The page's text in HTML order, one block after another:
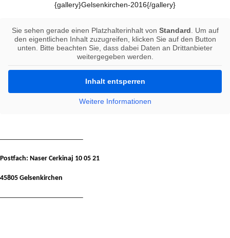
{gallery}Gelsenkirchen-2016{/gallery}
Sie sehen gerade einen Platzhalterinhalt von Standard . Um auf
den eigentlichen Inhalt zuzugreifen, klicken Sie auf den Button
unten. Bitte beachten Sie, dass dabei Daten an Drittanbieter
weitergegeben werden.
Inhalt entsperren
Weitere Informationen
———————————–
Postfach: Naser Cerkinaj 10 05 21
45805 Gelsenkirchen
———————————–